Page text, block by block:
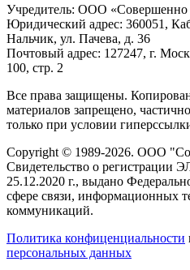
Учредитель: ООО «Совершенно
Юридический адрес: 360051,
Нальчик, ул. Пачева, д. 36
Почтовый адрес: 127247, г.
100, стр. 2
Все права защищены.
материалов запрещено,
только при условии
Copyright © 1989-2026. ООО
Свидетельство о регистрации
25.12.2020 г., выдано
сфере связи, информационных
коммуникаций.
Политика конфиценциальности
персональных данных